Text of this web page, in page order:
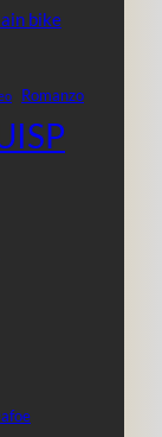
bike
Romanzo